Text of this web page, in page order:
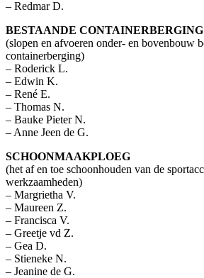
– Redmar D.
BESTAANDE CONTAINERBERGING
(slopen en afvoeren onder- en bovenbouw
containerberging)
– Roderick L.
– Edwin K.
– René E.
– Thomas N.
– Bauke Pieter N.
– Anne Jeen de G.
SCHOONMAAKPLOEG
(het af en toe schoonhouden van de
werkzaamheden)
– Margrietha V.
– Maureen Z.
– Francisca V.
– Greetje vd Z.
– Gea D.
– Stieneke N.
– Jeanine de G.